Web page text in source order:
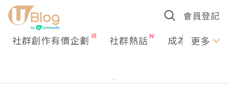
會員登記
社群創作有價企劃 社群熱話 成為U更多